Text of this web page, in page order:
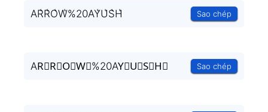
AR͛R͛O͛W͛%20AY͛U͛S͛H͛ Sao chép
AR⃒R⃒O⃒W⃒%20AY⃒U⃒S⃒H⃒ Sao chép